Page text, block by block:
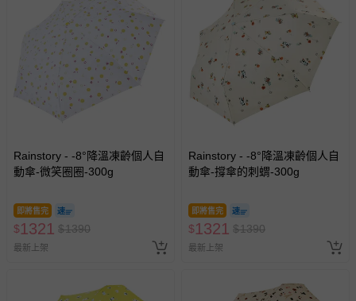
Rainstory - -8°降溫凍齡個人自
動傘-微笑圈圈-300g
即將售完
$1321 $1390
最新上架
Rainstory - -8°降溫凍齡個人自
動傘-撐傘的刺蝟-300g
即將售完
$1321 $1390
最新上架